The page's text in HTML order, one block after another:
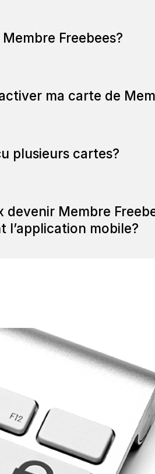
Freebees?
ma carte de
plusieurs cartes?
devenir Membre
l’application mobile?